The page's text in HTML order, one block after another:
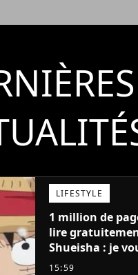
LIFESTYLE
1 million de
lire
Shueisha : je
mangas jamais
15:59